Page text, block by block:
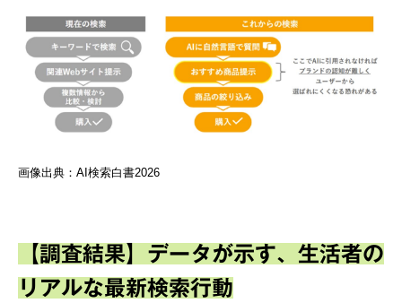
画像出典：AI検索白書2026
【調査結果】データが示す、生活者の
リアルな最新検索行動